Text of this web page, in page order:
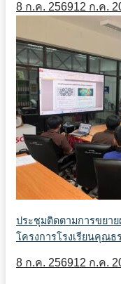
8 ก.ค. 256912 ก.ค.
ประชุมติดตามการขยาย
โครงการโรงเรียนคุณธ
8 ก.ค. 256912 ก.ค.